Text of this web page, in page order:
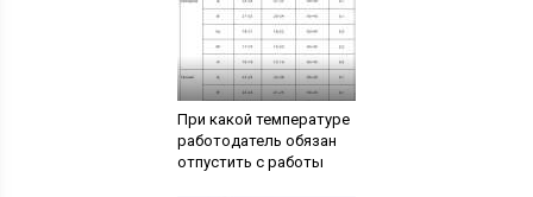
При какой температуре
работодатель обязан
отпустить с работы